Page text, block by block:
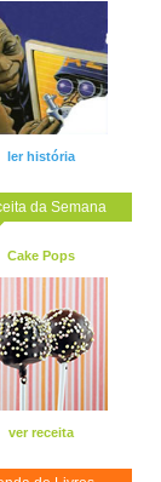
ler história
da Semana
Cake Pops
ver receita